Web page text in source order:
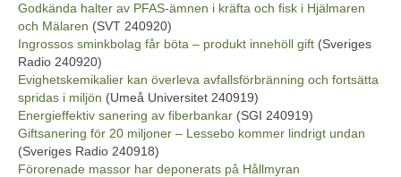
Godkända halter av PFAS-ämnen i kräfta och fisk i Hjälmaren
och Mälaren (SVT 240920)
Ingrossos sminkbolag får böta – produkt innehöll gift (Sveriges
Radio 240920)
Evighetskemikalier kan överleva avfallsförbränning och fortsätta
spridas i miljön (Umeå Universitet 240919)
Energieffektiv sanering av fiberbankar (SGI 240919)
Giftsanering för 20 miljoner – Lessebo kommer lindrigt undan
(Sveriges Radio 240918)
Förorenade massor har deponerats på Hållmyran